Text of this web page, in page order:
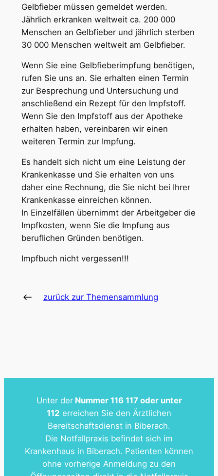
Gelbfieber müssen gemeldet werden.
Jährlich erkranken weltweit ca. 200 000
Menschen an Gelbfieber und jährlich sterben
30 000 Menschen weltweit am Gelbfieber.
Wenn Sie eine Gelbfieberimpfung benötigen,
rufen Sie uns an. Sie erhalten einen Termin
zur Besprechung und Untersuchung und
anschließend ein Rezept für den Impfstoff.
Wenn Sie den Impfstoff aus der Apotheke
erhalten haben, vereinbaren wir einen
weiteren Termin zur Impfung.
Es handelt sich nicht um eine Leistung der
Krankenkasse und Sie erhalten von uns
daher eine Rechnung, die Sie nicht bei Ihrer
Krankenkasse einreichen können.
In Einzelfällen übernimmt der Arbeitgeber die
Impfkosten, wenn Sie die Impfung aus
beruflichen Gründen benötigen.
Impfbuch nicht vergessen!!!
zurück zur Themensammlung
Unter derNummer 116 117 oder unter
112 erreichen Sie den Ärztlichen
Bereitschaftsdienst in Biberach.
Die Notfallpraxis befindet sich im
Krankenhaus in Biberach. Patienten können
ohne vorherige Anmeldung zu den